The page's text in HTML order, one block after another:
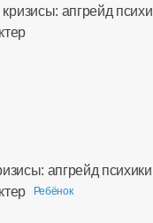
апгрейд
Ребёнок